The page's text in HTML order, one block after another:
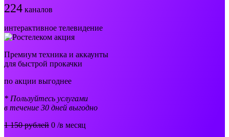
224 каналов
интерактивное телевидение
Премиум техника и аккаунты
для быстрой прокачки
по акции выгоднее
* Пользуйтесь услугами
в течение 30 дней выгодно
1 150 рублей 0 /в месяц